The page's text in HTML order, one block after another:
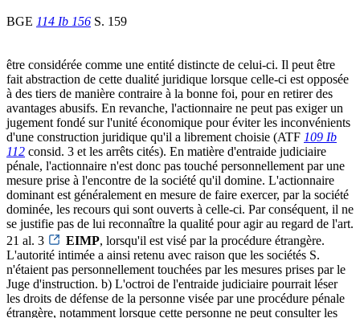
BGE 114 Ib 156 S. 159
être considérée comme une entité distincte de celui-ci. Il peut être
fait abstraction de cette dualité juridique lorsque celle-ci est opposée
à des tiers de manière contraire à la bonne foi, pour en retirer des
avantages abusifs. En revanche, l'actionnaire ne peut pas exiger un
jugement fondé sur l'unité économique pour éviter les inconvénients
d'une construction juridique qu'il a librement choisie (ATF 109 Ib
112 consid. 3 et les arrêts cités). En matière d'entraide judiciaire
pénale, l'actionnaire n'est donc pas touché personnellement par une
mesure prise à l'encontre de la société qu'il domine. L'actionnaire
dominant est généralement en mesure de faire exercer, par la société
dominée, les recours qui sont ouverts à celle-ci. Par conséquent, il ne
se justifie pas de lui reconnaître la qualité pour agir au regard de l'art.
21 al. 3
EIMP, lorsqu'il est visé par la procédure étrangère.
L'autorité intimée a ainsi retenu avec raison que les sociétés S.
n'étaient pas personnellement touchées par les mesures prises par le
Juge d'instruction. b) L'octroi de l'entraide judiciaire pourrait léser
les droits de défense de la personne visée par une procédure pénale
étrangère, notamment lorsque cette personne ne peut consulter les